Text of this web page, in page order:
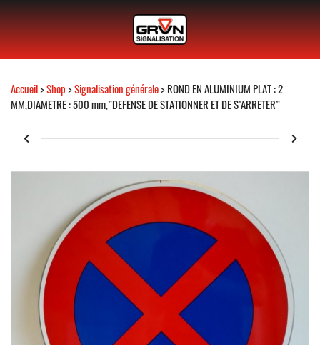
Accueil>Shop>Signalisation générale> ROND EN ALUMINIUM PLAT : 2
MM,DIAMETRE : 500 mm,”DEFENSE DE STATIONNER ET DE S’ARRETER”